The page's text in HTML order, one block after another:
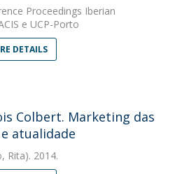
Proceedings Iberian
e UCP-Porto
DETAILS
Colbert. Marketing das
atualidade
Rita). 2014.